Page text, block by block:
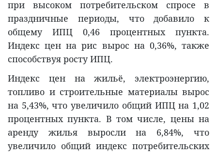
при высоком потребительском спросе в
праздничные периоды, что добавило к
общему ИПЦ 0,46 процентных пункта.
Индекс цен на рис вырос на 0,36%, также
способствуя росту ИПЦ.
Индекс цен на жильё, электроэнергию,
топливо и строительные материалы вырос
на 5,43%, что увеличило общий ИПЦ на 1,02
процентных пункта. В том числе, цены на
аренду жилья выросли на 6,84%, что
увеличило общий индекс потребительских